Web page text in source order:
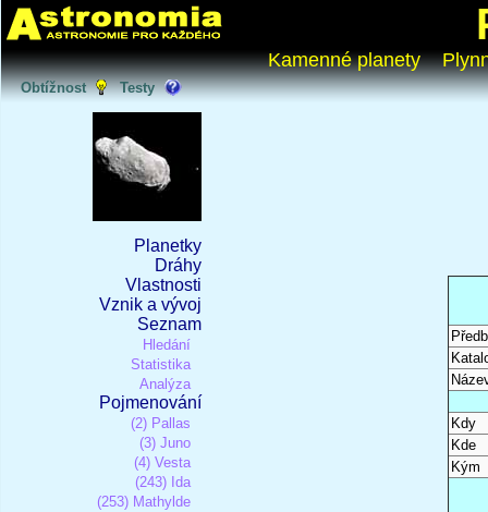
Kamenné planety
Obtížnost Testy
Planetky
Dráhy
Vlastnosti
Vznik a vývoj
Seznam
Hledání
Statistika
Analýza
Pojmenování
(2) Pallas
(3) Juno
(4) Vesta
(243) Ida
(253) Mathylde
Kdy
Kde
Kým